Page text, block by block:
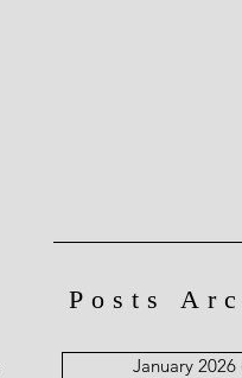
Posts
January 2026